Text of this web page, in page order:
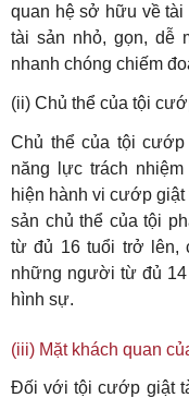
quan hệ sở hữu về
tài sản nhỏ, gọn, dễ
nhanh chóng chiếm
(ii) Chủ thể của tội
Chủ thể của tội
năng lực trách
hiện hành vi cướp
sản chủ thể của tội
từ đủ 16 tuổi trở lên,
những người từ đủ
hình sự.
(iii) Mặt khách quan
Đối với tội cướp giật